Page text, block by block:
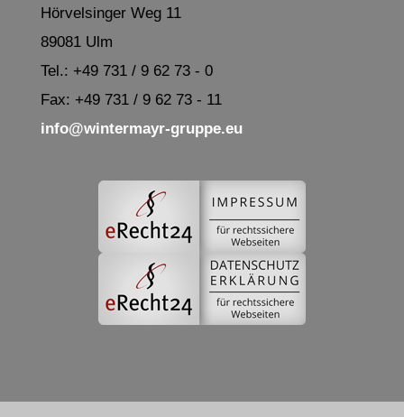
Hörvelsinger Weg 11
89081 Ulm
Tel.: +49 731 / 9 62 73 - 0
Fax: +49 731 / 9 62 73 - 11
info@wintermayr-gruppe.eu